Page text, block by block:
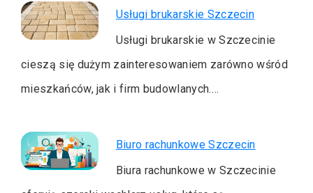
Usługi brukarskie Szczecin
Usługi brukarskie w Szczecinie
cieszą się dużym zainteresowaniem zarówno wśród
mieszkańców, jak i firm budowlanych.…
Biuro rachunkowe Szczecin
Biura rachunkowe w Szczecinie